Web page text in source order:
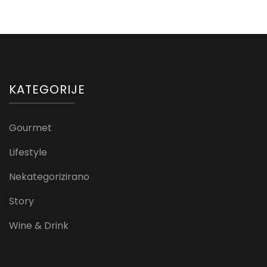
KATEGORIJE
Gourmet
Lifestyle
Nekategorizirano
Story
Wine & Drink